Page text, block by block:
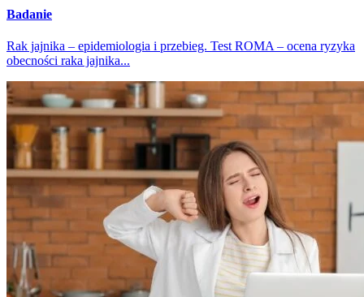
Badanie
Rak jajnika – epidemiologia i przebieg. Test ROMA – ocena ryzyka
obecności raka jajnika...